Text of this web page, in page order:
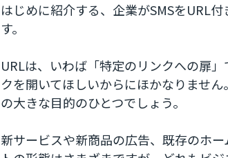
はじめに紹介する、企業がSMSをURL
す。
URLは、いわば「特定のリンクへの扉
クを開いてほしいからにほかなりませ
の大きな目的のひとつでしょう。
新サービスや新商品の広告、既存のホ